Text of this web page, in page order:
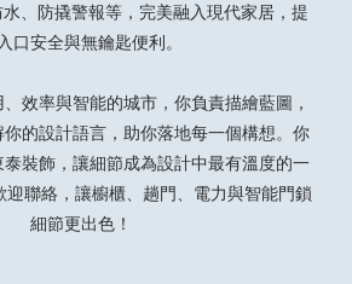
、防撬警報等，完美融入現代家居，提
口安全與無鑰匙便利。
效率與智能的城市，你負責描繪藍圖，
的設計語言，助你落地每一個構想。你
裝飾，讓細節成為設計中最有溫度的一
迎聯絡 ，讓櫥櫃、趟門、電力與智能門鎖
細節更出色！